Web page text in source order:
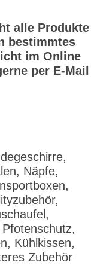
alle Produkte
bestimmtes
im Online
per E-Mail
Näpfe,
Kühlkissen,
Zubehör